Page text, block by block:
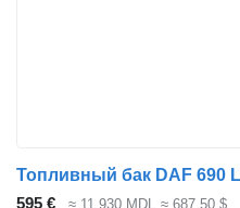
595 € ≈ 11 930 MDL ≈ 687,50 $